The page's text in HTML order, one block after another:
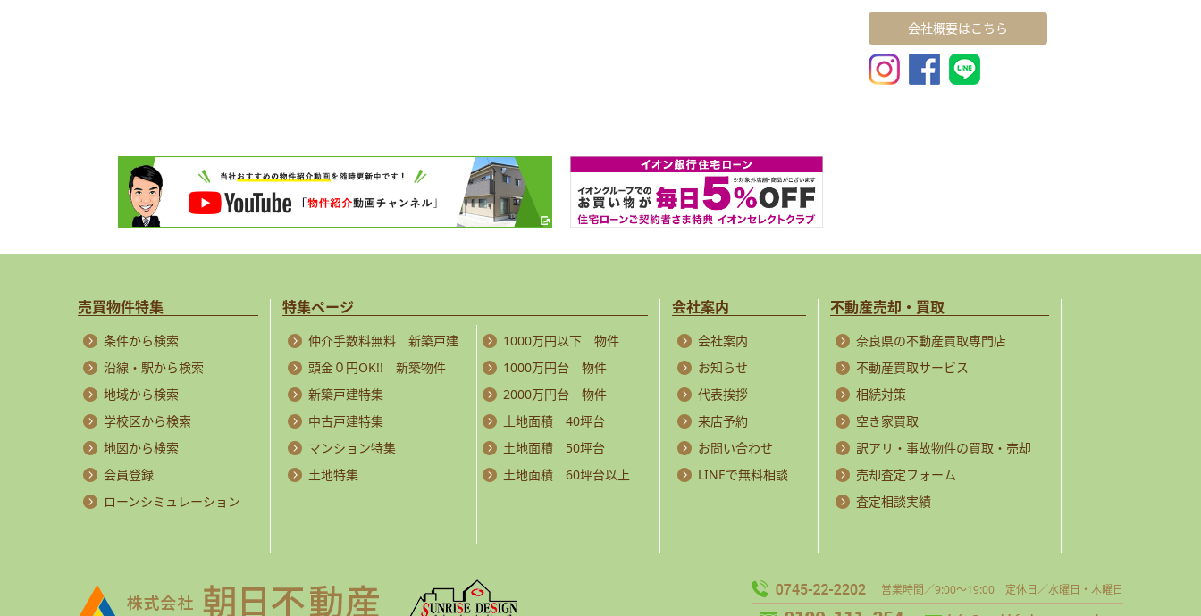
会社概要はこちら
売買物件特集
条件から検索
沿線・駅から検索
地域から検索
学校区から検索
地図から検索
会員登録
ローンシミュレーション
特集ページ
仲介手数料無料 新築戸建
頭金０円OK!! 新築物件
新築戸建特集
中古戸建特集
マンション特集
土地特集
1000万円以下 物件
1000万円台 物件
2000万円台 物件
土地面積 40坪台
土地面積 50坪台
土地面積 60坪台以上
会社案内
会社案内
お知らせ
代表挨拶
来店予約
お問い合わせ
LINEで無料相談
不動産売却・買取
奈良県の不動産買取専門店
不動産買取サービス
相続対策
空き家買取
訳アリ・事故物件の買取・売却
売却査定フォーム
査定相談実績
営業時間／9:00～19:00 定休日／水曜日・木曜日